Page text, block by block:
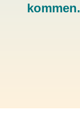
kommen.